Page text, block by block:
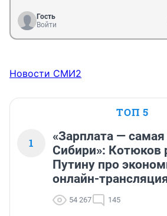
Гость
Войти
Новости СМИ2
ТОП 5
1
«Зарплата —
Сибири»: Котюков
Путину про
онлайн-
54 267 145